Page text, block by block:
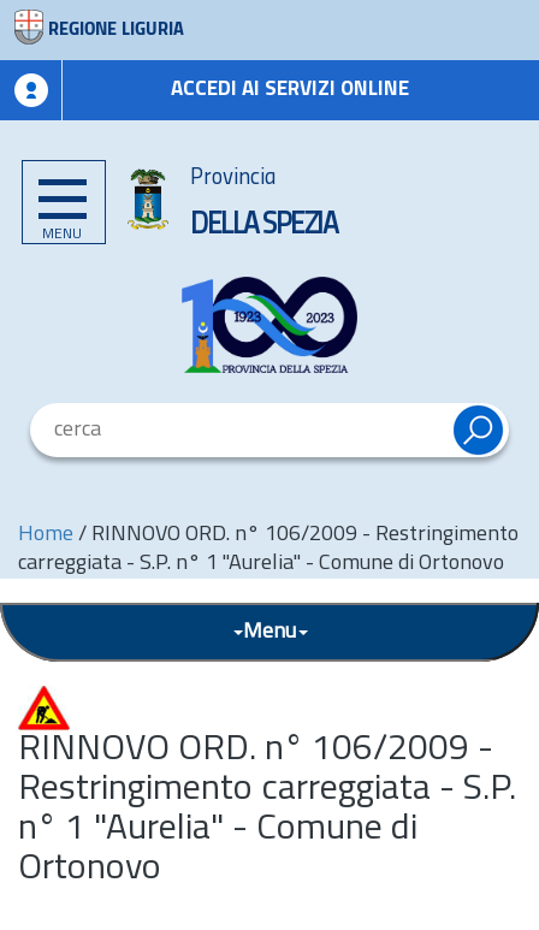
REGIONE LIGURIA
ACCEDI AI SERVIZI ONLINE
MENU
Provincia
DELLA SPEZIA
Home / RINNOVO ORD. n° 106/2009 - Restringimento
carreggiata - S.P. n° 1 "Aurelia" - Comune di Ortonovo
Menu
RINNOVO ORD. n° 106/2009 -
Restringimento carreggiata - S.P.
n° 1 "Aurelia" - Comune di
Ortonovo